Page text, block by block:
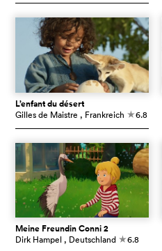
L’enfant du désert
Gilles de Maistre , Frankreich c6.8
Meine Freundin Conni 2
Dirk Hampel , Deutschland c6.8